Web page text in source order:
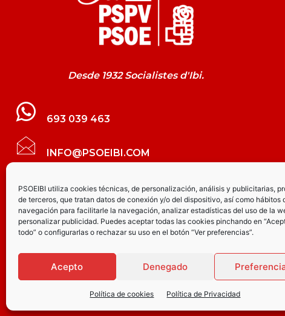
PSOEIBI utiliza cookies técnicas, de personalización, análisis y publicitarias,
de terceros, que tratan datos de conexión y/o del dispositivo, así como hábitos
navegación para facilitarle la navegación, analizar estadísticas del uso de la
personalizar publicidad. Puedes aceptar todas las cookies pinchando en
todo” o configurarlas o rechazar su uso en el botón “Ver preferencias”.
Acepto Denegado
Política de cookies Política de Privacidad
Desde 1932 Socialistes d'Ibi.
693 039 463
INFO@PSOEIBI.COM
GRUPO MUNICIPAL SOCIALISTA DE IBI C/
LES ERES, 48 – 3º - DESPACHO PSOE
PARTIDO SOCIALISTA DE IBI AV.
JOAQUÍN VILANOVA, 8 - BAJO